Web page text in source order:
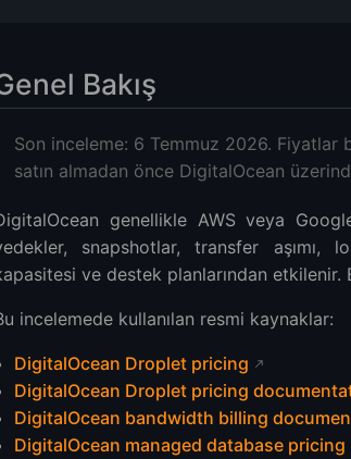
Optimized
Optimized
Bakış
Son inceleme: 6 Temmuz 2026.
satın almadan önce DigitalOcean
genellikle AWS veya
snapshotlar, transfer aşımı,
ve destek planlarından etkilenir.
incelemede kullanılan resmi kaynaklar:
DigitalOcean Droplet pricing
DigitalOcean Droplet pricing
DigitalOcean bandwidth billing
DigitalOcean managed database pricing